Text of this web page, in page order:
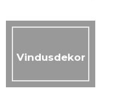
Vindusdekor